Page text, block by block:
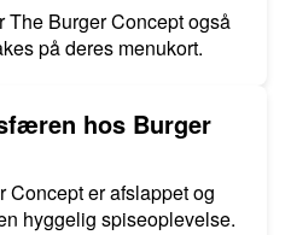
The Burger Concept også
på deres menukort.
hos Burger
er afslappet og
hyggelig spiseoplevelse.